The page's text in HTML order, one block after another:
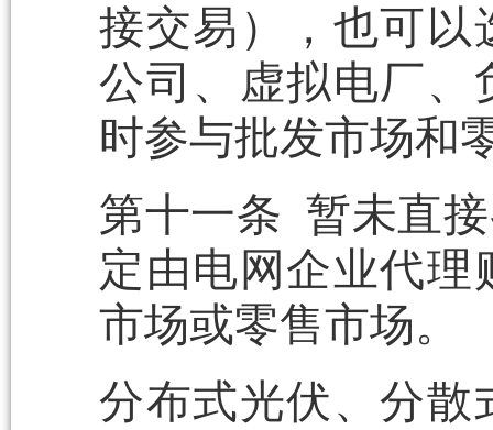
接交易），也可以
公司、虚拟电厂、
时参与批发市场和
第十一条 暂未直
定由电网企业代
市场或零售市场。
分布式光伏、分散